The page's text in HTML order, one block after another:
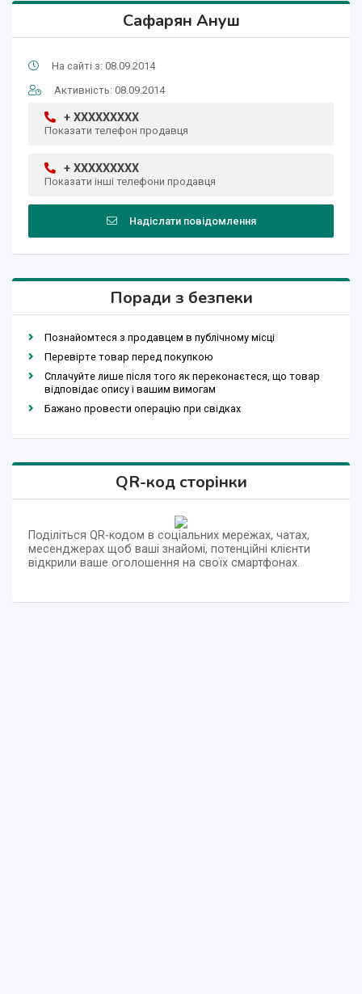
Сафарян Ануш
На сайті з: 08.09.2014
Активність: 08.09.2014
+ XXXXXXXXX
Показати телефон продавця
+ XXXXXXXXX
Показати інші телефони продавця
Надіслати повідомлення
Поради з безпеки
Познайомтеся з продавцем в публічному місці
Перевірте товар перед покупкою
Сплачуйте лише після того як переконаєтеся, що товар
відповідає опису і вашим вимогам
Бажано провести операцію при свідках
QR-код сторінки
Поділіться QR-кодом в соціальних мережах, чатах,
месенджерах щоб ваші знайомі, потенційні клієнти
відкрили ваше оголошення на своїх смартфонах.